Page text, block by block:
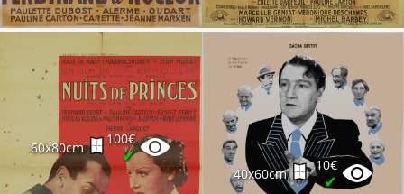
60x80cm
100€
✔
40x60cm
10€
✔